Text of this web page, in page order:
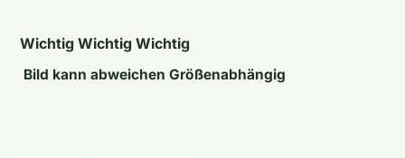
Wichtig Wichtig Wichtig
Bild kann abweichen Größenabhängig